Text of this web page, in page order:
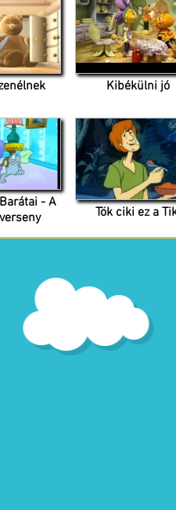
Kibékülni jó
- A
Tök ciki ez a